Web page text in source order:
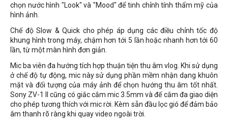
chọn nước hình "Look" và "Mood" để tinh chỉnh tính thẩm mỹ của
hình ảnh.
Chế độ Slow & Quick cho phép áp dụng các điều chỉnh tốc độ
khung hình trong máy, chậm hơn tới 5 lần hoặc nhanh hơn tới 60
lần, từ một màn hình đơn giản.
Mic ba viên đa hướng tích hợp thuận tiện thu âm vlog. Khi sử dụng
ở chế độ tự động, mic này sử dụng phần mềm nhận dạng khuôn
mặt và đối tượng của máy ảnh để chọn hướng thu âm tốt nhất.
Sony ZV-1 II cũng có giắc cắm mic 3.5mm và đế cắm đa giao diện
cho phép tương thích với mic rời. Kèm sẵn đầu lọc gió để đảm bảo
âm thanh rõ ràng khi quay video ngoài trời.